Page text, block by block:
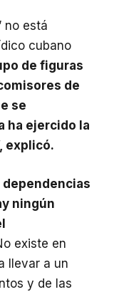
no está
cubano
de figuras
de
se
ha ejercido la
explicó.
dependencias
ningún
existe en
llevar a un
y de las